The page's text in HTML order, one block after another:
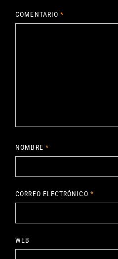
COMENTARIO*
NOMBRE *
CORREO ELECTRÓNICO *
WEB